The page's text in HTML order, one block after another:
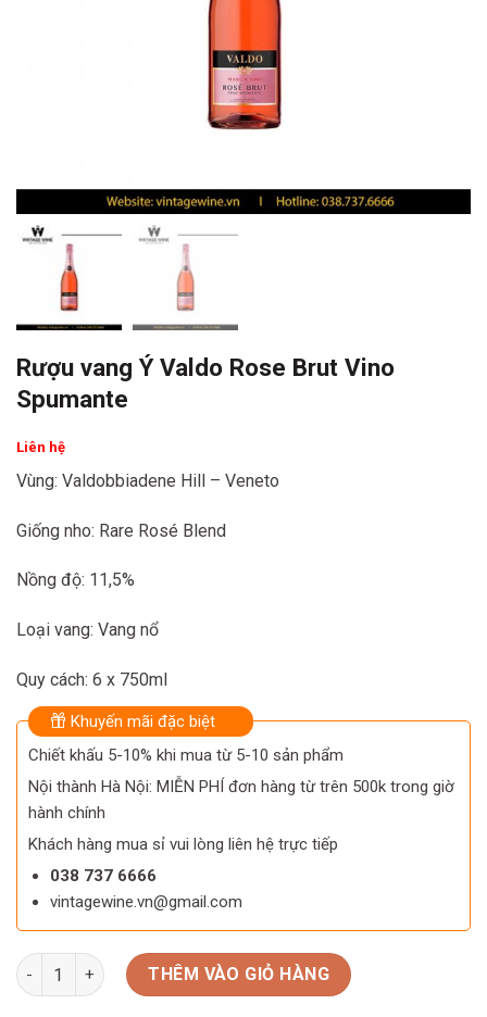
Rượu vang Ý Valdo Rose Brut Vino
Spumante
Liên hệ
Vùng: Valdobbiadene Hill – Veneto
Giống nho: Rare Rosé Blend
Nồng độ: 11,5%
Loại vang: Vang nổ
Quy cách: 6 x 750ml
Khuyến mãi đặc biệt
Chiết khấu 5-10% khi mua từ 5-10 sản phẩm
Nội thành Hà Nội: MIỄN PHÍ đơn hàng từ trên 500k trong giờ
hành chính
Khách hàng mua sỉ vui lòng liên hệ trực tiếp
038 737 6666
vintagewine.vn@gmail.com
Rượu vang Ý Valdo Rose Brut Vino Spumante số lượng
THÊM VÀO GIỎ HÀNG